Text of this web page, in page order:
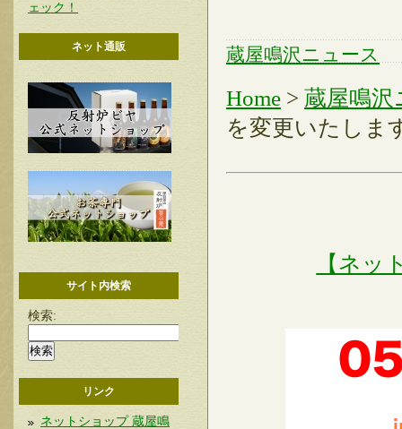
ェック！
ネット通販
サイト内検索
検索:
リンク
ネットショップ 蔵屋鳴
蔵屋鳴沢ニュース
Home > 蔵屋鳴沢
を変更いたしま
【ネッ